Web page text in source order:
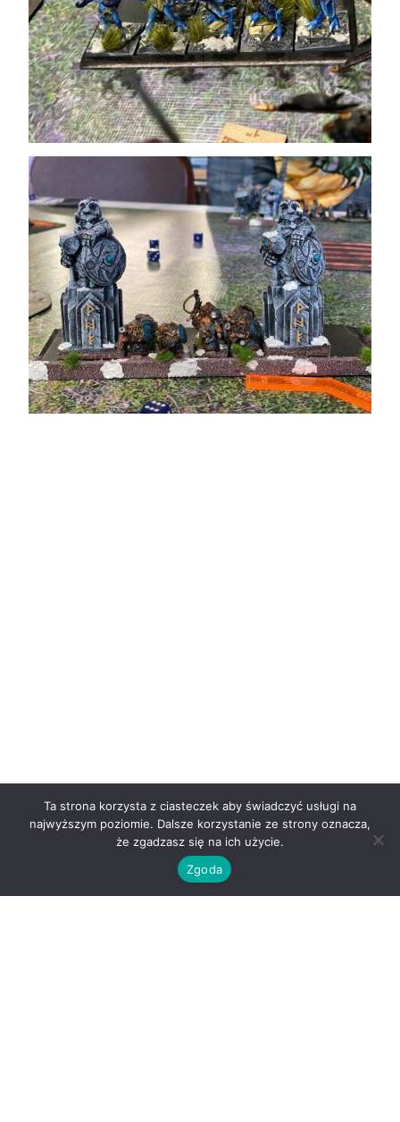
O nas
Kontakt
Ta strona korzysta z ciasteczek aby świadczyć usługi na
najwyższym poziomie. Dalsze korzystanie ze strony oznacza,
że zgadzasz się na ich użycie.
Zgoda